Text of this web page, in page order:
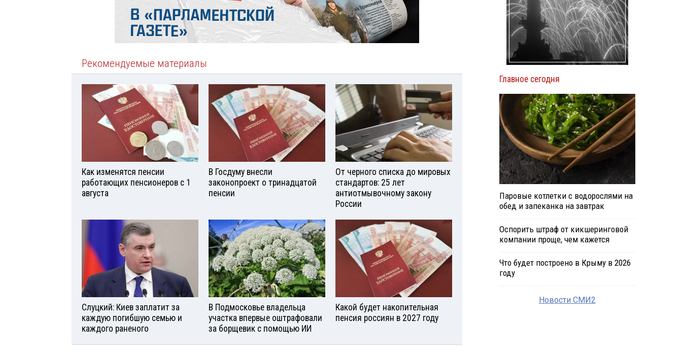
Рекомендуемые материалы
Как изменятся пенсии
работающих пенсионеров с 1
августа
В Госдуму внесли
законопроект о тринадцатой
пенсии
От черного списка до мировых
стандартов: 25 лет
антиотмывочному закону
России
Слуцкий: Киев заплатит за
каждую погибшую семью и
каждого раненого
В Подмосковье владельца
участка впервые оштрафовали
за борщевик с помощью ИИ
Какой будет накопительная
пенсия россиян в 2027 году
Главное сегодня
Паровые котлетки с водорослями на
обед и запеканка на завтрак
Оспорить штраф от кикшеринговой
компании проще, чем кажется
Что будет построено в Крыму в 2026
году
Новости СМИ2